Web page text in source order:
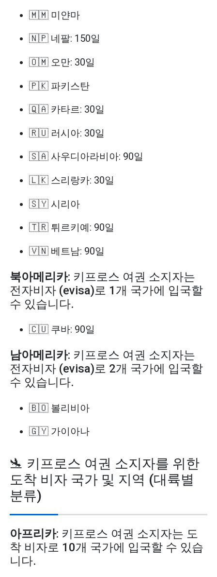
🇲🇲 미얀마
🇳🇵 네팔: 150일
🇴🇲 오만: 30일
🇵🇰 파키스탄
🇶🇦 카타르: 30일
🇷🇺 러시아: 30일
🇸🇦 사우디아라비아: 90일
🇱🇰 스리랑카: 30일
🇸🇾 시리아
🇹🇷 튀르키예: 90일
🇻🇳 베트남: 90일
북아메리카: 키프로스 여권 소지자는
전자비자 (evisa)로 1개 국가에 입국할
수 있습니다.
🇨🇺 쿠바: 90일
남아메리카: 키프로스 여권 소지자는
전자비자 (evisa)로 2개 국가에 입국할
수 있습니다.
🇧🇴 볼리비아
🇬🇾 가이아나
🛬 키프로스 여권 소지자를 위한
도착 비자 국가 및 지역 (대륙별
분류)
아프리카: 키프로스 여권 소지자는 도
착 비자로 10개 국가에 입국할 수 있습
니다.